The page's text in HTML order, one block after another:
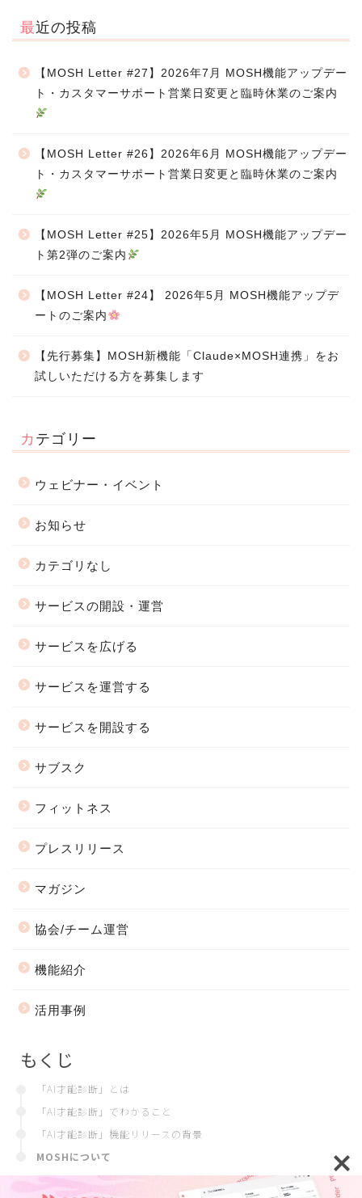
最近の投稿
【MOSH Letter #27】2026年7月 MOSH機能アップデー
ト・カスタマーサポート営業日変更と臨時休業のご案内
【MOSH Letter #26】2026年6月 MOSH機能アップデー
ト・カスタマーサポート営業日変更と臨時休業のご案内
【MOSH Letter #25】2026年5月 MOSH機能アップデー
ト第2弾のご案内
【MOSH Letter #24】 2026年5月 MOSH機能アップデ
ートのご案内
【先行募集】MOSH新機能「Claude×MOSH連携」をお
試しいただける方を募集します
カテゴリー
ウェビナー・イベント
お知らせ
カテゴリなし
サービスの開設・運営
サービスを広げる
サービスを運営する
サービスを開設する
サブスク
フィットネス
プレスリリース
マガジン
協会/チーム運営
機能紹介
活用事例
もくじ
「AI才能診断」とは
「AI才能診断」でわかること
「AI才能診断」機能リリースの背景
MOSHについて